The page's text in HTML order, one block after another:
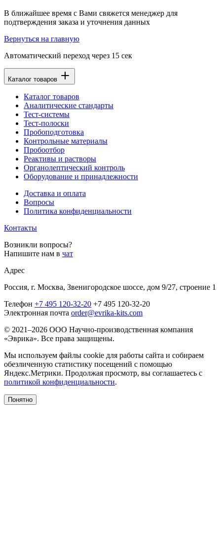
В ближайшее время с Вами свяжется менеджер для
подтверждения заказа и уточнения данных
Вернуться на главную
Автоматический переход через 15 сек
Каталог товаров
Каталог товаров
Аналитические стандарты
Тест-системы
Тест-полоски
Пробоподготовка
Контрольные материалы
Пробоотбор
Реактивы и растворы
Органолептический контроль
Оборудование и принадлежности
Доставка и оплата
Вопросы
Политика конфиденциальности
Контакты
Возникли вопросы?
Напишите нам в чат
Адрес
Россия, г. Москва, Звенигородское шоссе, дом 9/27, строение 1
Телефон +7 495 120-32-20 +7 495 120-32-20
Электронная почта order@evrika-kits.com
© 2021–2026 ООО Научно-производственная компания
«Эврика». Все права защищены.
Мы используем файлы cookie для работы сайта и собираем
обезличенную статистику посещений с помощью
Яндекс.Метрики. Продолжая просмотр, вы соглашаетесь с
политикой конфиденциальности.
Понятно